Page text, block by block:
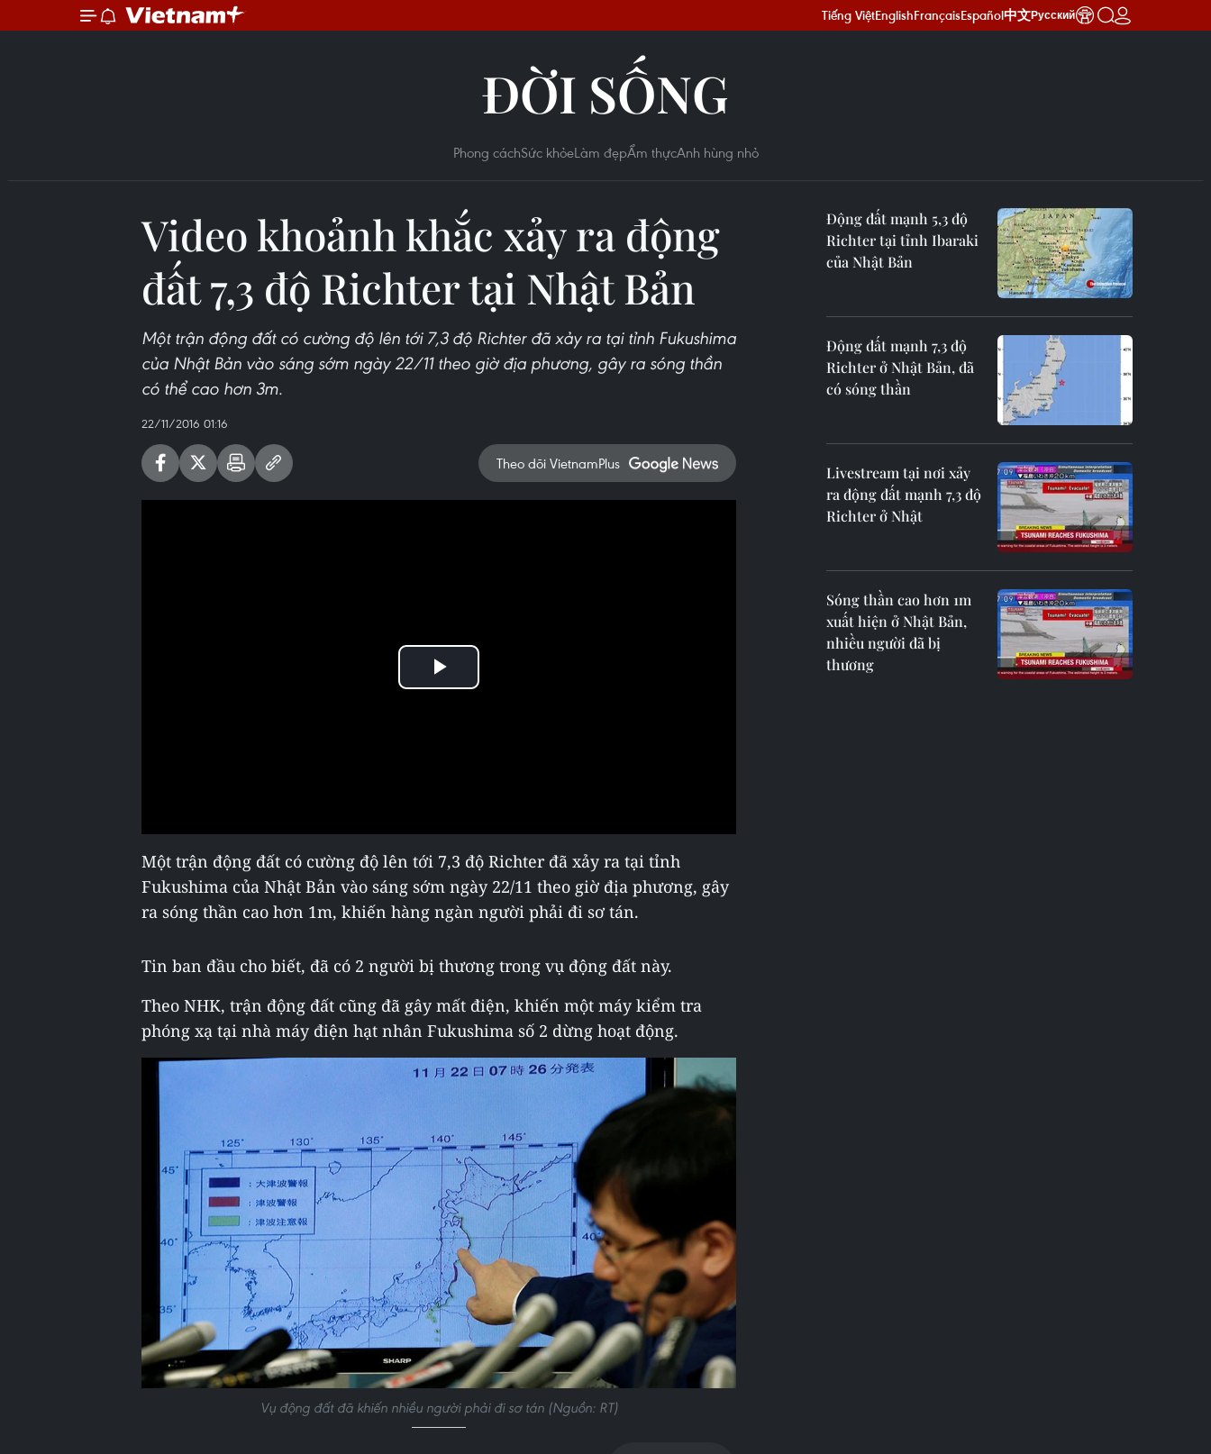
Tiếng ViệtEnglishFrançaisEspañol中文Русский
ĐỜI SỐNG
Phong cáchSức khỏeLàm đẹpẨm thựcAnh hùng nhỏ
Video khoảnh khắc xảy ra động
đất 7,3 độ Richter tại Nhật Bản
Một trận động đất có cường độ lên tới 7,3 độ Richter đã xảy ra tại tỉnh Fukushima
của Nhật Bản vào sáng sớm ngày 22/11 theo giờ địa phương, gây ra sóng thần
có thể cao hơn 3m.
22/11/2016 01:16
Theo dõi VietnamPlus
Play
Một trận động đất có cường độ lên tới 7,3 độ Richter đã xảy ra tại tỉnh
Fukushima của Nhật Bản vào sáng sớm ngày 22/11 theo giờ địa phương, gây
ra sóng thần cao hơn 1m, khiến hàng ngàn người phải đi sơ tán.
Tin ban đầu cho biết, đã có 2 người bị thương trong vụ động đất này.
Theo NHK, trận động đất cũng đã gây mất điện, khiến một máy kiểm tra
phóng xạ tại nhà máy điện hạt nhân Fukushima số 2 dừng hoạt động.
Vụ động đất đã khiến nhiều người phải đi sơ tán (Nguồn: RT)
Động đất mạnh 5,3 độ
Richter tại tỉnh Ibaraki
của Nhật Bản
Động đất mạnh 7,3 độ
Richter ở Nhật Bản, đã
có sóng thần
Livestream tại nơi xảy
ra động đất mạnh 7,3 độ
Richter ở Nhật
Sóng thần cao hơn 1m
xuất hiện ở Nhật Bản,
nhiều người đã bị
thương